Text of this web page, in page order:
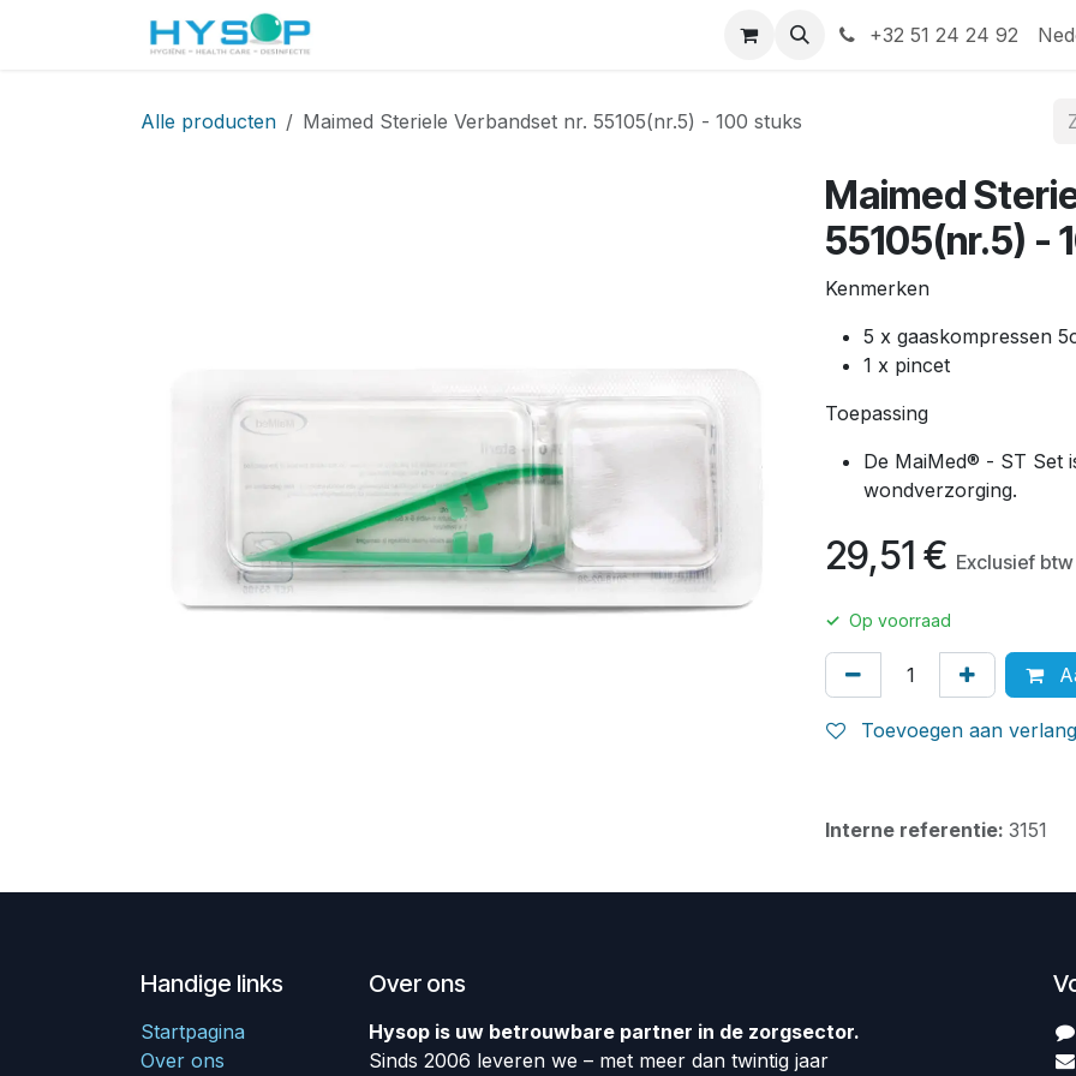
+32 51 24 24 92
Alle producten Maimed Steriele Verbandset nr. 55105(nr.5) - 100 stuks
Maimed
55105(nr.5) -
Kenmerken
5 x gaaskompressen
1 x pincet
Toepassing
De MaiMed® - ST Set
wondverzorging.
29,51 € Exclusief btw
✓ Op voorraad
Toevoegen aan
Interne referentie: 3151
Handige links
Startpagina
Over ons
Over ons
Hysop is uw betrouwbare partner in de zorgsector.
Sinds 2006 leveren we – met meer dan twintig jaar